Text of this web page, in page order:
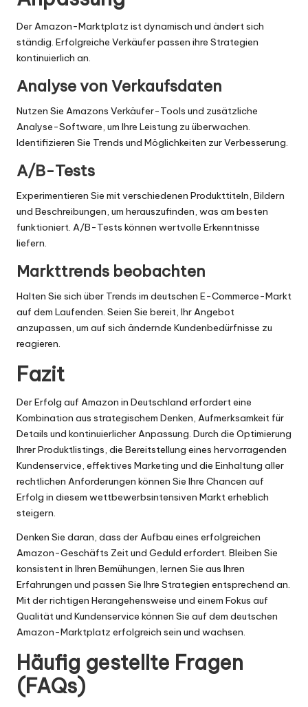
Der Amazon-Marktplatz ist dynamisch und ändert sich
ständig. Erfolgreiche Verkäufer passen ihre Strategien
kontinuierlich an.
Analyse von Verkaufsdaten
Nutzen Sie Amazons Verkäufer-Tools und zusätzliche
Analyse-Software, um Ihre Leistung zu überwachen.
Identifizieren Sie Trends und Möglichkeiten zur Verbesserung.
A/B-Tests
Experimentieren Sie mit verschiedenen Produkttiteln, Bildern
und Beschreibungen, um herauszufinden, was am besten
funktioniert. A/B-Tests können wertvolle Erkenntnisse
liefern.
Markttrends beobachten
Halten Sie sich über Trends im deutschen E-Commerce-Markt
auf dem Laufenden. Seien Sie bereit, Ihr Angebot
anzupassen, um auf sich ändernde Kundenbedürfnisse zu
reagieren.
Fazit
Der Erfolg auf Amazon in Deutschland erfordert eine
Kombination aus strategischem Denken, Aufmerksamkeit für
Details und kontinuierlicher Anpassung. Durch die Optimierung
Ihrer Produktlistings, die Bereitstellung eines hervorragenden
Kundenservice, effektives Marketing und die Einhaltung aller
rechtlichen Anforderungen können Sie Ihre Chancen auf
Erfolg in diesem wettbewerbsintensiven Markt erheblich
steigern.
Denken Sie daran, dass der Aufbau eines erfolgreichen
Amazon-Geschäfts Zeit und Geduld erfordert. Bleiben Sie
konsistent in Ihren Bemühungen, lernen Sie aus Ihren
Erfahrungen und passen Sie Ihre Strategien entsprechend an.
Mit der richtigen Herangehensweise und einem Fokus auf
Qualität und Kundenservice können Sie auf dem deutschen
Amazon-Marktplatz erfolgreich sein und wachsen.
Häufig gestellte Fragen
(FAQs)